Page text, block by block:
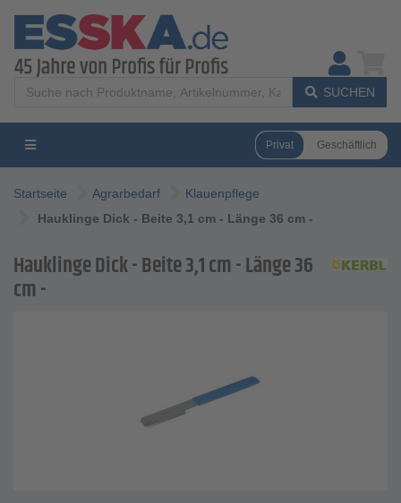
SUCHEN
Privat Geschäftlich
Startseite Agrarbedarf
Klauenpflege
Hauklinge Dick - Beite 3,1 cm - Länge 36 cm -
Hauklinge Dick - Beite 3,1 cm - Länge 36
cm -